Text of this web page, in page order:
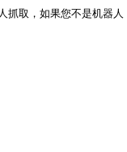
如果您不是机器人，